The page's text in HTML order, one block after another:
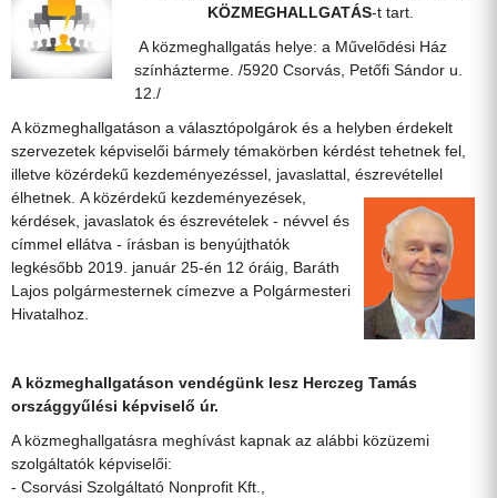
KÖZMEGHALLGATÁS-t tart.
A közmeghallgatás helye: a Művelődési Ház
színházterme. /5920 Csorvás, Petőfi Sándor u.
12./
A közmeghallgatáson a választópolgárok és a helyben érdekelt
szervezetek képviselői bármely témakörben kérdést tehetnek fel,
illetve közérdekű kezdeményezéssel, javaslattal, észrevétellel
élhetnek. A közérdekű kezdeményezések,
kérdések, javaslatok és észrevételek - névvel és
címmel ellátva - írásban is benyújthatók
legkésőbb 2019. január 25-én 12 óráig, Baráth
Lajos polgármesternek címezve a Polgármesteri
Hivatalhoz.
A közmeghallgatáson vendégünk lesz Herczeg Tamás
országgyűlési képviselő úr.
A közmeghallgatásra meghívást kapnak az alábbi közüzemi
szolgáltatók képviselői:
- Csorvási Szolgáltató Nonprofit Kft.,